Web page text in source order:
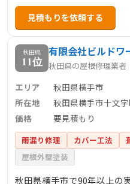
客様の好みの色を使ってワ
うな丁寧な対応を心掛け、
させることを目指していま
見積もりを依頼する
秋田県
11位
有限会社ビルドワ
秋田県の屋根修理業者
エリア
秋田県横手市
所在地
秋田県横手市十文
価格
要見積もり
雨漏り修理 カバー工法
屋根外壁塗装
秋田県横手市で90年以上の